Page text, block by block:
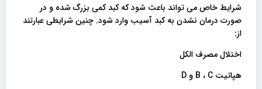
شرایط خاص می تواند باعث شود که کبد کمی بزرگ شده و در
صورت درمان نشدن به کبد آسیب وارد شود. چنین شرایطی عبارتند
از:
اختلال مصرف الکل
هپاتیت B ، C و D